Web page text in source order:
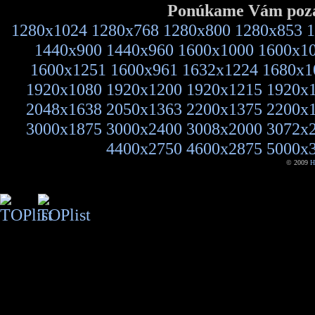
Ponúkame Vám
1280x1024 1280x768 1280x800 1280x853
1440x900 1440x960 1600x1000
1600x1251 1600x961 1632x1224
1920x1080 1920x1200 1920x1215
2048x1638 2050x1363 2200x1375
3000x1875 3000x2400 3008x2000
4400x2750 4600x2875
© 2009